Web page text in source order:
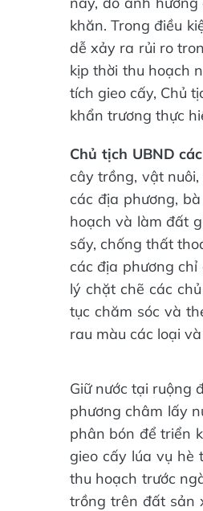
khăn. Trong điều
dễ xảy ra rủi ro
kịp thời thu hoạch
tích gieo cấy, Chủ
khẩn trương thực
Chủ tịch UBND
cây trồng, vật
các địa phương,
hoạch và làm đất
sấy, chống thất
các địa phương
lý chặt chẽ các
tục chăm sóc và
rau màu các loại
Giữ nước tại ruộng
phương châm lấy
phân bón để triển
gieo cấy lúa vụ hè
thu hoạch trước
trồng trên đất sản